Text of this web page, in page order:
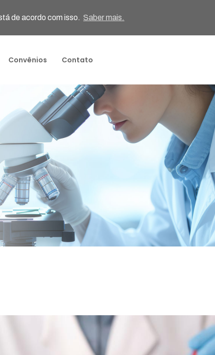
de acordo com isso. Saber mais.
Convênios Contato